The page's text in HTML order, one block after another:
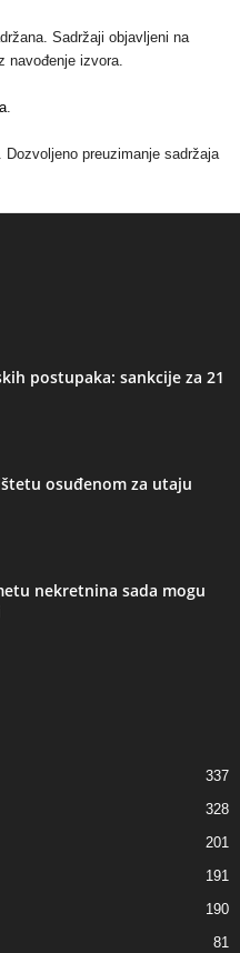
Sadržaji objavljeni na
navođenje izvora.
. Dozvoljeno preuzimanje sadržaja
postupaka: sankcije za 21
osuđenom za utaju
nekretnina sada mogu
337
328
201
191
190
81